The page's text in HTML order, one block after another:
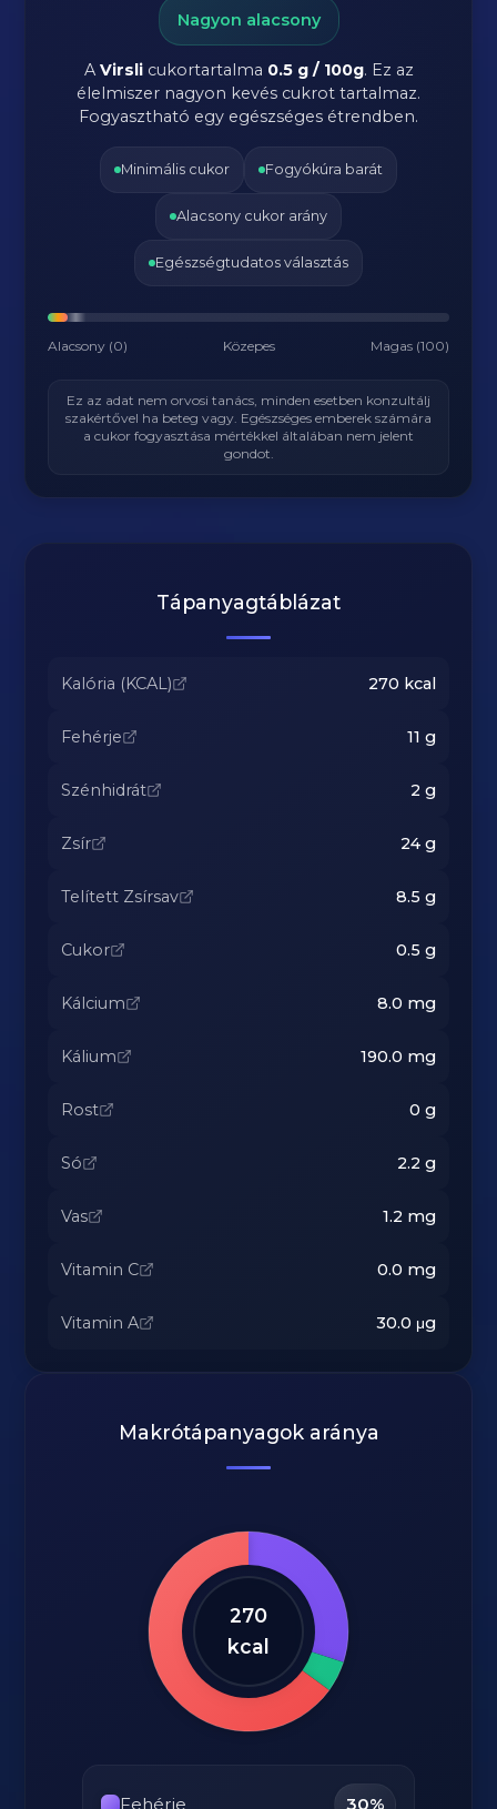
Nagyon alacsony
A Virslicukortartalma 0.5 g / 100g. Ez az
élelmiszer nagyon kevés cukrot tartalmaz.
Fogyasztható egy egészséges étrendben.
Minimális cukor Fogyókúra barát
Alacsony cukor arány
Egészségtudatos választás
Alacsony (0) Közepes Magas (100)
Ez az adat nem orvosi tanács, minden esetben konzultálj
szakértővel ha beteg vagy. Egészséges emberek számára
a cukor fogyasztása mértékkel általában nem jelent
gondot.
Tápanyagtáblázat
Kalória (KCAL) 270 kcal
Fehérje 11 g
Szénhidrát 2 g
Zsír 24g
Telített Zsírsav 8.5 g
Cukor 0.5 g
Kálcium 8.0 mg
Kálium 190.0 mg
Rost 0 g
Só 2.2 g
Vas 1.2 mg
Vitamin C 0.0 mg
Vitamin A 30.0 μg
Makrótápanyagok aránya
270
kcal
Fehérje 30%